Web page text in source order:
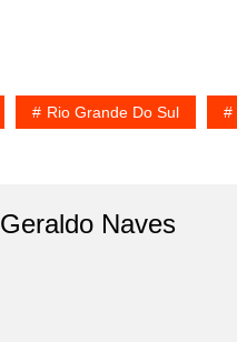
Rio Grande Do Sul
Geraldo Naves